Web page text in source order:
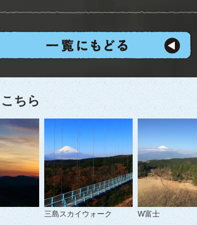
ちら
三島スカイウォーク W富士